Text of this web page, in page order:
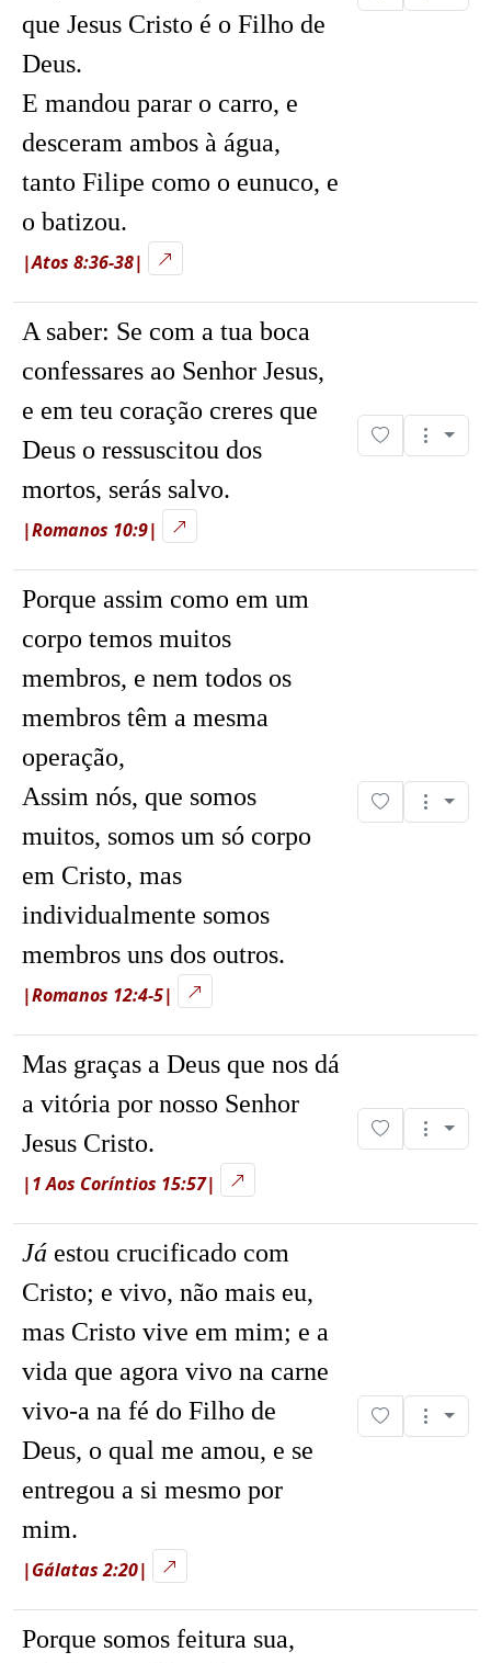
que Jesus Cristo é o Filho de
Deus.
E mandou parar o carro, e
desceram ambos à água,
tanto Filipe como o eunuco, e
o batizou.
|Atos 8:36-38|
A saber: Se com a tua boca
confessares ao Senhor Jesus,
e em teu coração creres que
Deus o ressuscitou dos
mortos, serás salvo.
|Romanos 10:9|
Porque assim como em um
corpo temos muitos
membros, e nem todos os
membros têm a mesma
operação,
Assim nós, que somos
muitos, somos um só corpo
em Cristo, mas
individualmente somos
membros uns dos outros.
|Romanos 12:4-5|
Mas graças a Deus que nos dá
a vitória por nosso Senhor
Jesus Cristo.
|1 Aos Coríntios 15:57|
Já estou crucificado com
Cristo; e vivo, não mais eu,
mas Cristo vive em mim; e a
vida que agora vivo na carne
vivo-a na fé do Filho de
Deus, o qual me amou, e se
entregou a si mesmo por
mim.
|Gálatas 2:20|
Porque somos feitura sua,